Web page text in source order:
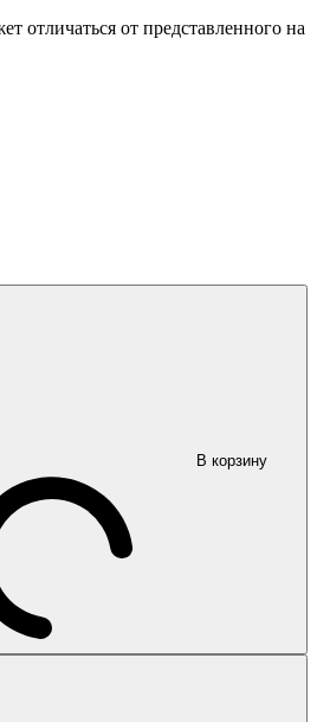
отличаться от представленного на
В корзину